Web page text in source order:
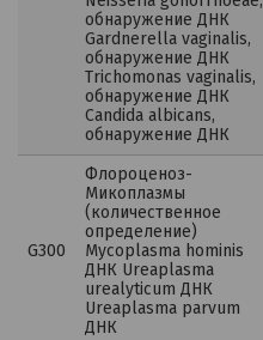
обнаружение ДНК
Gardnerella vaginalis,
обнаружение ДНК
Trichomonas vaginalis,
обнаружение ДНК
Candida albicans,
обнаружение ДНК
G300
Флороценоз-
Микоплазмы
(количественное
определение)
Mycoplasma hominis
ДНК Ureaplasma
urealyticum ДНК
Ureaplasma parvum
ДНК